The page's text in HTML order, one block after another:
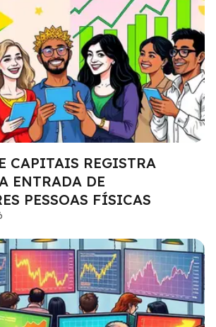
CAPITAIS REGISTRA
ENTRADA DE
PESSOAS FÍSICAS